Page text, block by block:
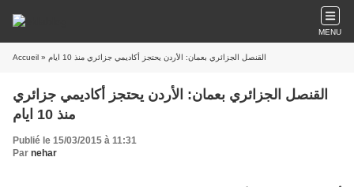
MENU
Accueil » القنصل الجزائري بعمان: الأردن يحتجز أكاديمي جزائري منذ 10 ايام
القنصل الجزائري بعمان: الأردن يحتجز أكاديمي جزائري
منذ 10 ايام
Publié le 15/03/2015 à 11:31
Par nehar